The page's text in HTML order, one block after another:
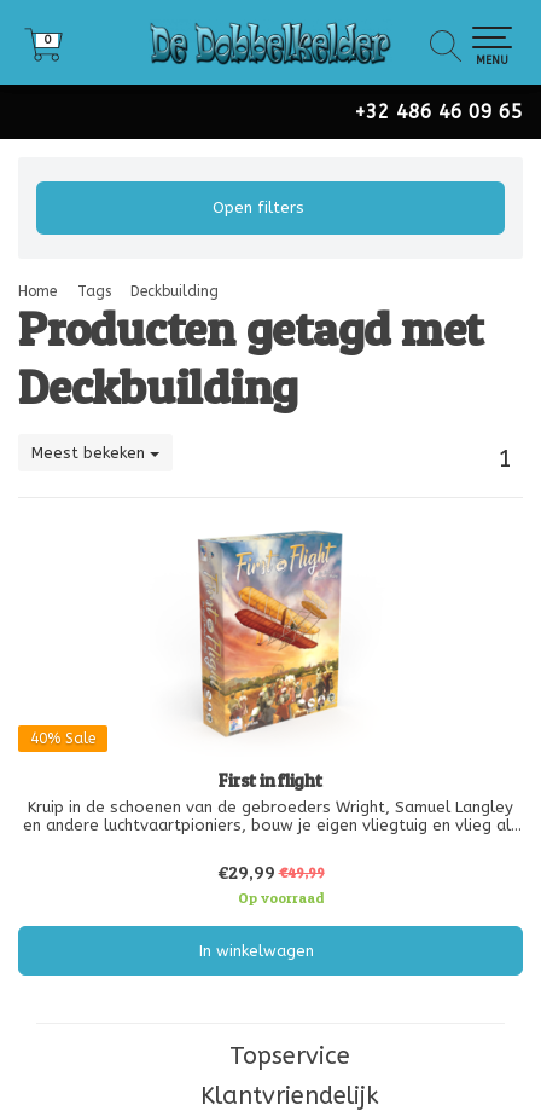
+32 486 46 09 65
0
0
MENU
Open filters
Home Tags Deckbuilding
Producten getagd met
Deckbuilding
Meest bekeken 1
40% Sale
First in flight
Kruip in de schoenen van de gebroeders Wright, Samuel Langley
en andere luchtvaartpioniers, bouw je eigen vliegtuig en vlieg als
Elke speler heeft een stapel kaarten die het ontwerp van je
vliegtuig vertegenwoordigen. Tijdens het
€29,99 €49,99
Op voorraad
In winkelwagen
Topservice
Klantvriendelijk